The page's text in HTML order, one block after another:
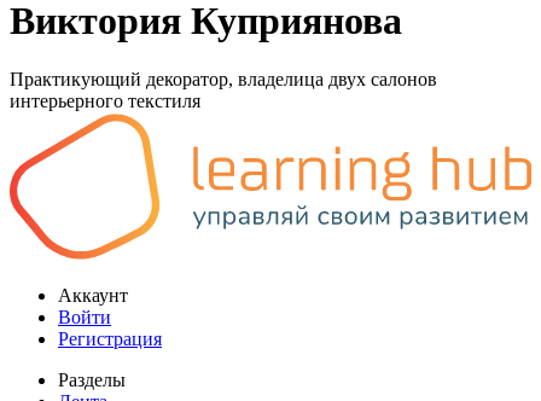
Виктория Куприянова
Практикующий декоратор, владелица двух салонов
интерьерного текстиля
Аккаунт
Войти
Регистрация
Разделы